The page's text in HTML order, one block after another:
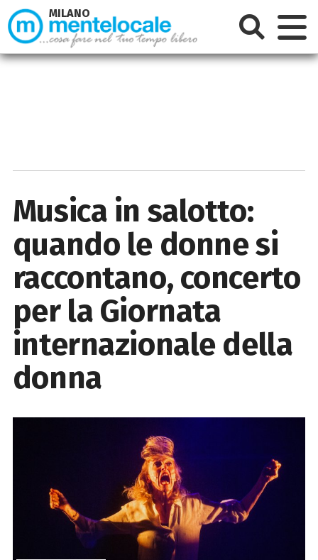
Musica in salotto:
quando le donne si
raccontano, concerto
per la Giornata
internazionale della
donna
MILANO